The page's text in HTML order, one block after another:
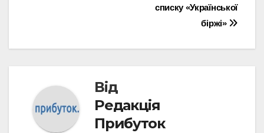
списку «Української
біржі»
Від
Редакція
Прибуток